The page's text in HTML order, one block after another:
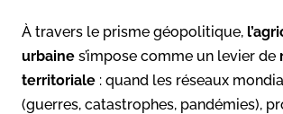
À travers le prisme géopolitique,
urbaine s’impose comme un levier de
territoriale : quand les réseaux
(guerres, catastrophes, pandémies),